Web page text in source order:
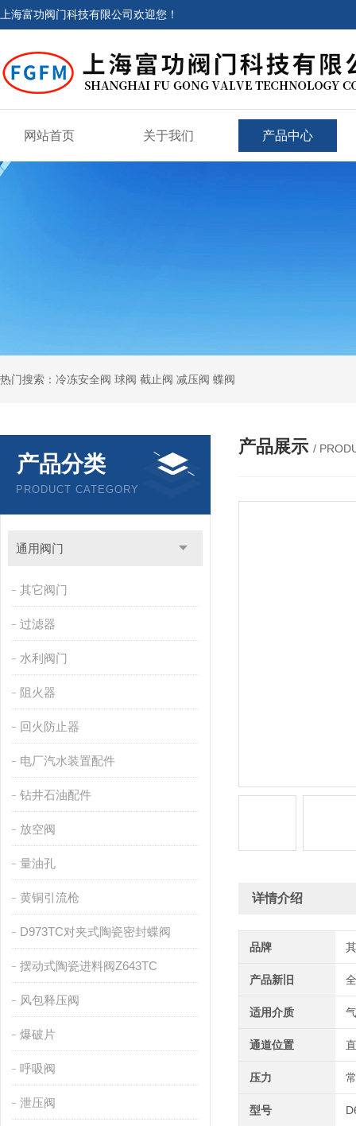
上海富功阀门科技有限公司欢迎您！
网站首页 关于我们 产品中心
热门搜索：冷冻安全阀 球阀 截止阀 减压阀 蝶阀
产品分类
PRODUCT CATEGORY
通用阀门
其它阀门
过滤器
水利阀门
阻火器
回火防止器
电厂汽水装置配件
钻井石油配件
放空阀
量油孔
黄铜引流枪
D973TC对夹式陶瓷密封蝶阀
摆动式陶瓷进料阀Z643TC
风包释压阀
爆破片
呼吸阀
泄压阀
产品展示 /
详情介绍
品牌
产品新旧
适用介质
通道位置
压力
型号